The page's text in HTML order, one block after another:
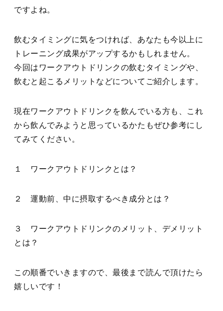
ですよね。
飲むタイミングに気をつければ、あなたも今以上に
トレーニング成果がアップするかもしれません。
今回はワークアウトドリンクの飲むタイミングや、
飲むと起こるメリットなどについてご紹介します。
現在ワークアウトドリンクを飲んでいる方も、これ
から飲んでみようと思っているかたもぜひ参考にし
てみてください。
１ ワークアウトドリンクとは？
２ 運動前、中に摂取するべき成分とは？
３ ワークアウトドリンクのメリット、デメリット
とは？
この順番でいきますので、最後まで読んで頂けたら
嬉しいです！